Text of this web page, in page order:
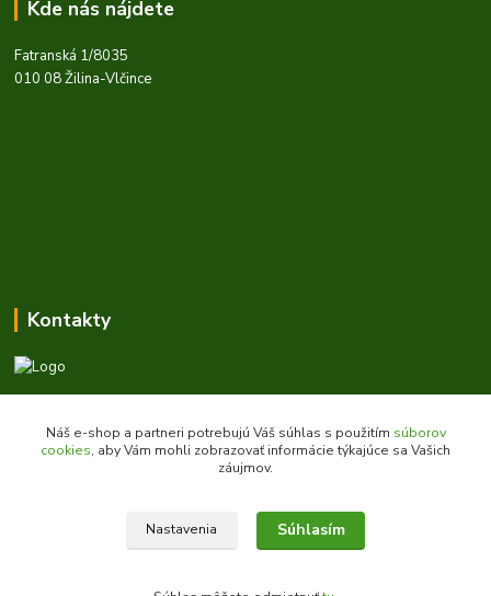
Kde nás nájdete
Fatranská 1/8035
010 08 Žilina-Vlčince
Kontakty
Zákaznícka podpora daes.sk
+421 903 707 668
(Po-Pia, 8-16 hod.)
Náš e-shop a partneri potrebujú Váš súhlas s použitím súborov
cookies, aby Vám mohli zobrazovať informácie týkajúce sa Vašich
záujmov.
Nastavenia Súhlasím